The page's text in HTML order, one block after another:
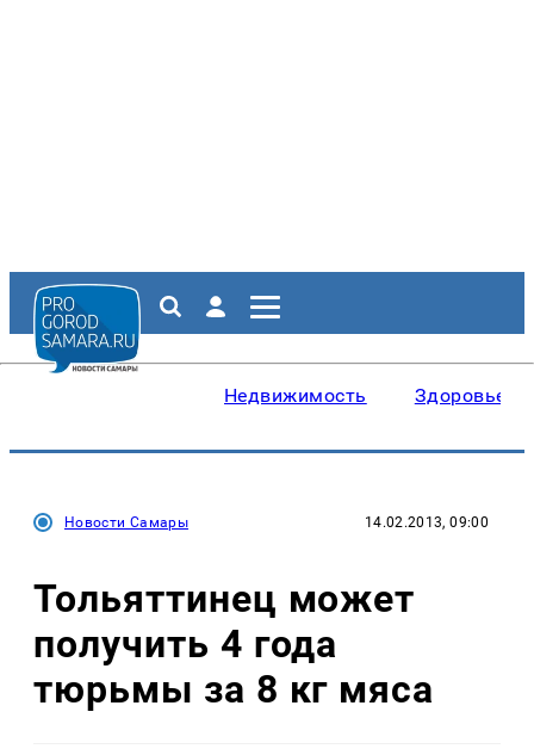
Недвижимость Здоровье
Новости Самары 14.02.2013, 09:00
Тольяттинец может
получить 4 года
тюрьмы за 8 кг мяса